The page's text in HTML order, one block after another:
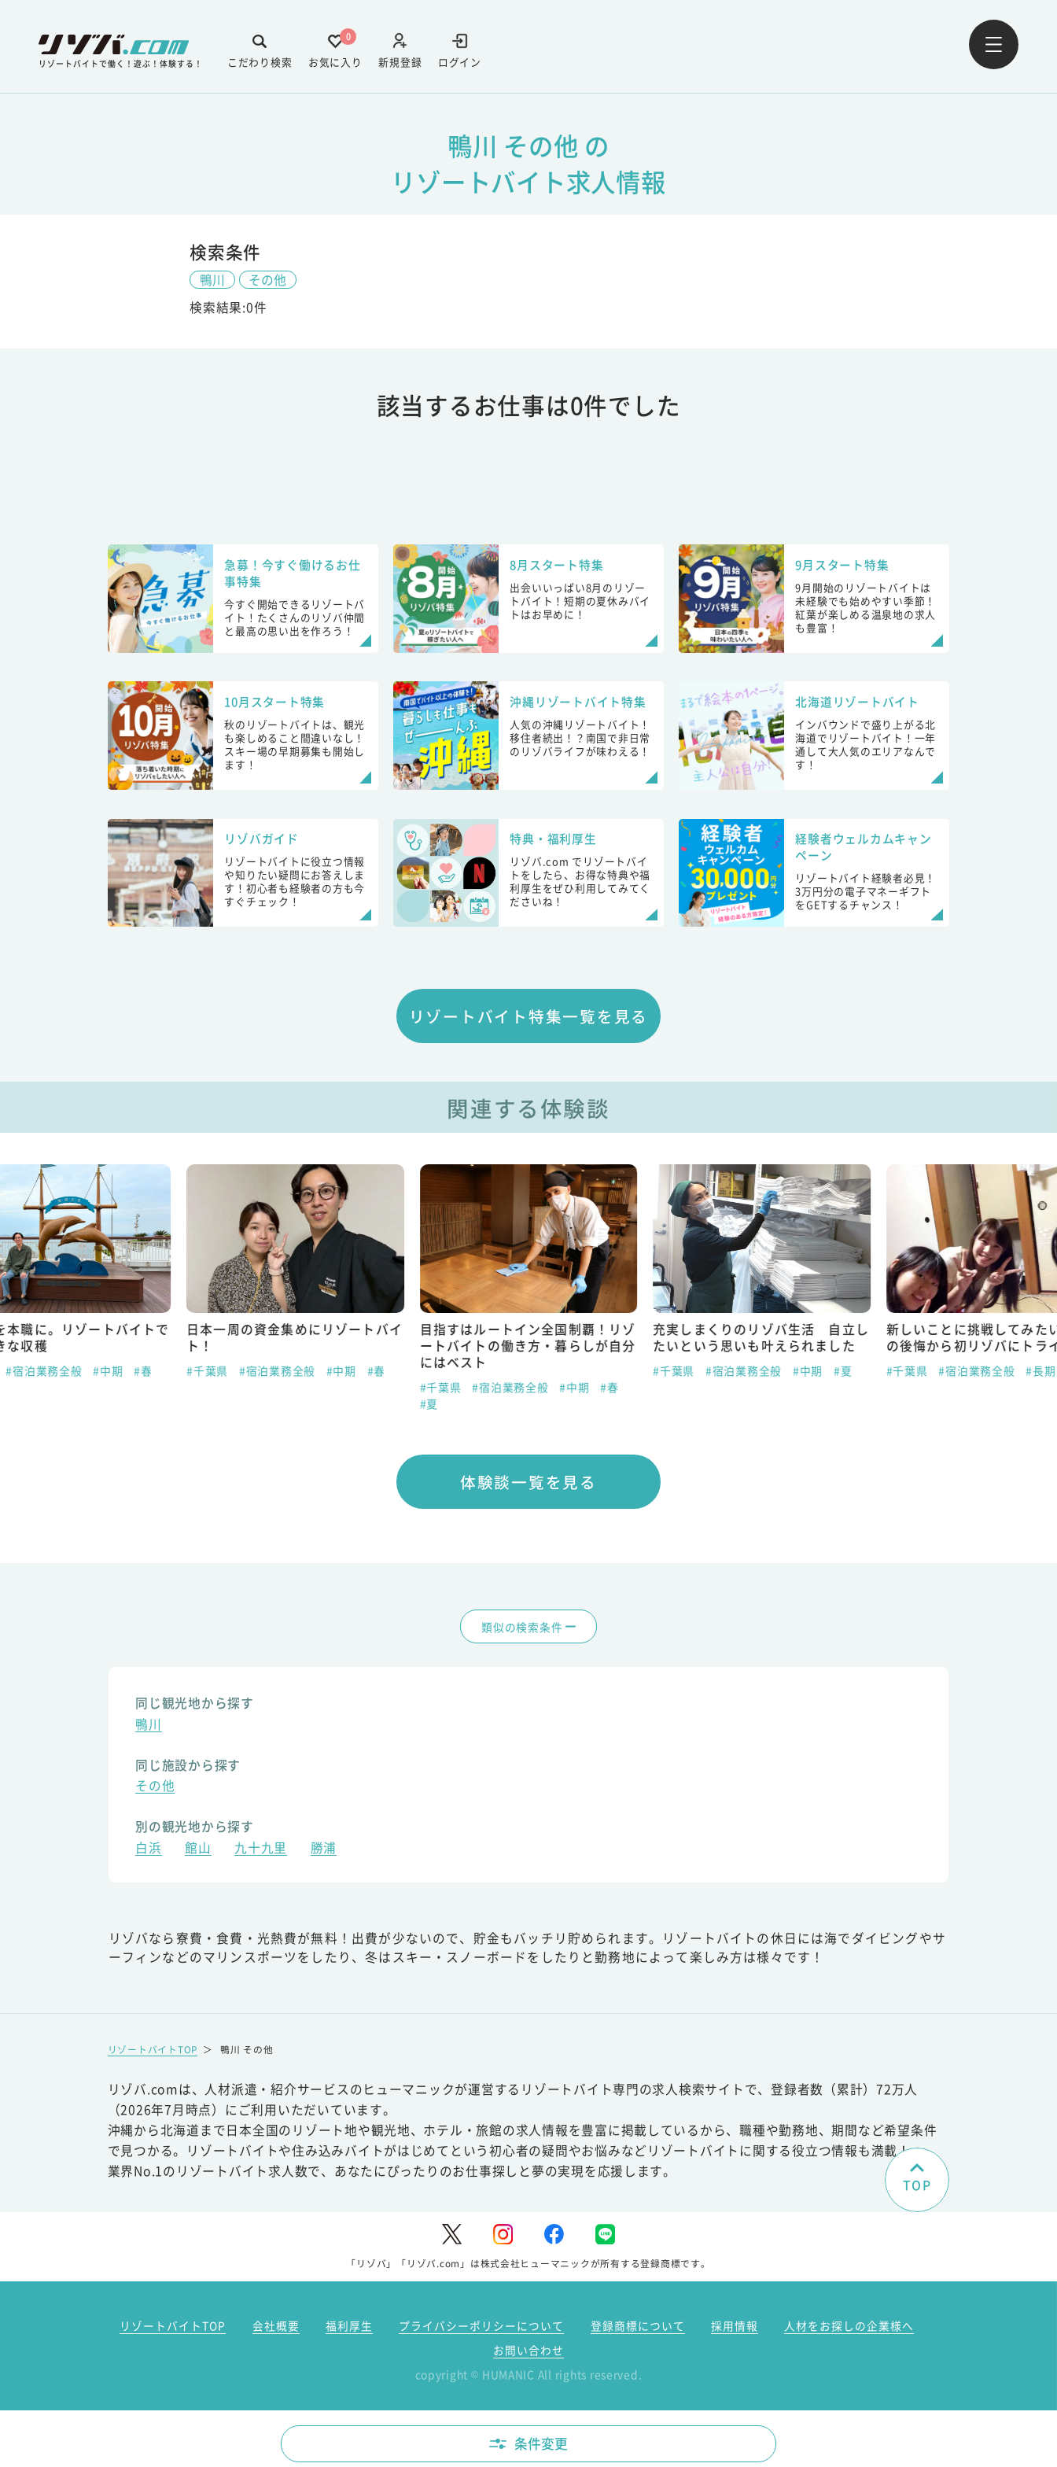
リゾートバイトで働く！遊ぶ！体験する！ ログイン
新規登録
0
お気に入り
こだわり検索
鴨川 その他 の
リゾートバイト求人情報
検索条件
鴨川
その他
検索結果:0件
該当するお仕事は0件でした
急募！今すぐ働けるお仕
事特集
今すぐ開始できるリゾートバ
イト！たくさんのリゾバ仲間
と最高の思い出を作ろう！
8月スタート特集
出会いいっぱい8月のリゾー
トバイト！短期の夏休みバイ
トはお早めに！
9月スタート特集
9月開始のリゾートバイトは
未経験でも始めやすい季節！
紅葉が楽しめる温泉地の求人
も豊富！
10月スタート特集
秋のリゾートバイトは、観光
も楽しめること間違いなし！
スキー場の早期募集も開始し
ます！
沖縄リゾートバイト特集
人気の沖縄リゾートバイト！
移住者続出！？南国で非日常
のリゾバライフが味わえる！
北海道リゾートバイト
インバウンドで盛り上がる北
海道でリゾートバイト！一年
通して大人気のエリアなんで
す！
リゾバガイド
リゾートバイトに役立つ情報
や知りたい疑問にお答えしま
す！初心者も経験者の方も今
すぐチェック！
特典・福利厚生
リゾバ.com でリゾートバイ
トをしたら、お得な特典や福
利厚生をぜひ利用してみてく
ださいね！
経験者ウェルカムキャン
ペーン
リゾートバイト経験者必見！
3万円分の電子マネーギフト
をGETするチャンス！
リゾートバイト特集一覧を見る
関連する体験談
本職に。リゾートバイトで
な収穫
#宿泊業務全般 #中期 #春
日本一周の資金集めにリゾートバイ
ト！
#千葉県 #宿泊業務全般 #中期 #春
目指すはルートイン全国制覇！リゾ
ートバイトの働き方・暮らしが自分
にはベスト
#千葉県 #宿泊業務全般 #中期
#春
#夏
充実しまくりのリゾバ生活 自立し
たいという思いも叶えられました
#千葉県 #宿泊業務全般 #中期 #夏
新しいことに挑戦してみた
の後悔から初リゾバにトラ
#千葉県 #宿泊業務全般 #長期
体験談一覧を見る
類似の検索条件
同じ観光地から探す
鴨川
同じ施設から探す
その他
別の観光地から探す
白浜
館山 九十九里 勝浦
リゾバなら寮費・食費・光熱費が無料！出費が少ないので、貯金もバッチリ貯められます。リゾートバイトの休日には海でダイビングやサ
ーフィンなどのマリンスポーツをしたり、冬はスキー・スノーボードをしたりと勤務地によって楽しみ方は様々です！
リゾートバイトTOP ＞ 鴨川 その他
リゾバ.comは、人材派遣・紹介サービスのヒューマニックが運営するリゾートバイト専門の求人検索サイトで、登録者数（累計）72万人
（2026年7月時点）にご利用いただいています。
沖縄から北海道まで日本全国のリゾート地や観光地、ホテル・旅館の求人情報を豊富に掲載しているから、職種や勤務地、期間など希望条件
で見つかる。リゾートバイトや住み込みバイトがはじめてという初心者の疑問やお悩みなどリゾートバイトに関する役立つ情報も満載！
業界No.1のリゾートバイト求人数で、あなたにぴったりのお仕事探しと夢の実現を応援します。
TOP
「リゾバ」「リゾバ.com」は株式会社ヒューマニックが所有する登録商標です。
リゾートバイトTOP 会社概要 福利厚生 プライバシーポリシーについて 登録商標について 採用情報
人材をお探しの企業様へ
お問い合わせ
copyright © HUMANIC All rights reserved.
条件変更